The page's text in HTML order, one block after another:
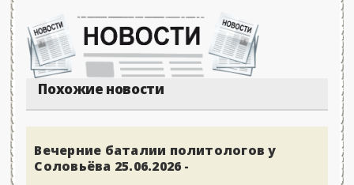
Похожие новости
Вечерние баталии политологов у
Соловьёва 25.06.2026 -